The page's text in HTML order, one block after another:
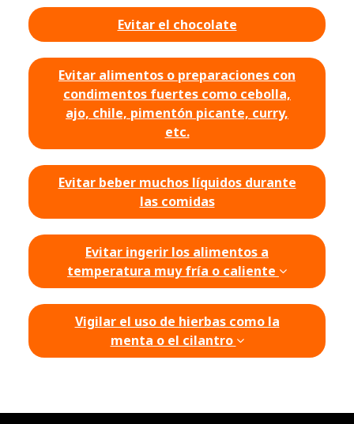
Evitar el chocolate
Evitar alimentos o preparaciones con
condimentos fuertes como cebolla,
ajo, chile, pimentón picante, curry,
etc.
Evitar beber muchos líquidos durante
las comidas
Evitar ingerir los alimentos a
temperatura muy fría o caliente
Vigilar el uso de hierbas como la
menta o el cilantro